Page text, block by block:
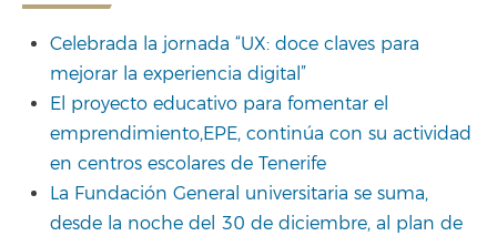
Celebrada la jornada “UX: doce claves para
mejorar la experiencia digital”
El proyecto educativo para fomentar el
emprendimiento,EPE, continúa con su actividad
en centros escolares de Tenerife
La Fundación General universitaria se suma,
desde la noche del 30 de diciembre, al plan de